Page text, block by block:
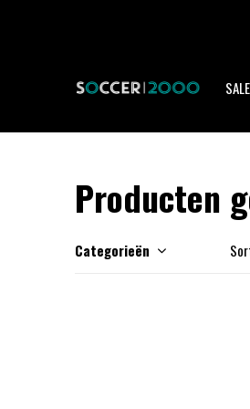
SALE
Producten
Categorieën